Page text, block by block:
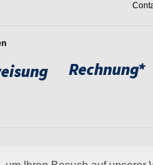
Weltweit
um. Erfahren